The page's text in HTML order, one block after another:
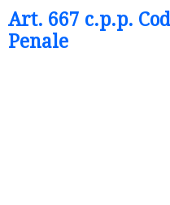
Art. 667 c.p.p.
Penale